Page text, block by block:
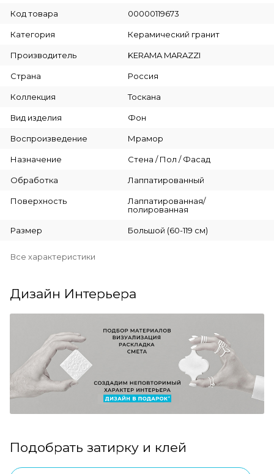
Код товара 00000119673
Категория Керамический гранит
Производитель KERAMA MARAZZI
Страна Россия
Коллекция Тоскана
Вид изделия Фон
Воспроизведение Мрамор
Назначение Стена / Пол / Фасад
Обработка Лаппатированный
Поверхность
Лаппатированная/
полированная
Размер Большой (60-119 см)
Все характеристики
Дизайн Интерьера
Подобрать затирку и клей